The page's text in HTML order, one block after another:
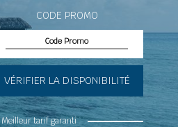
CODE PROMO
VÉRIFIER LA DISPONIBILITÉ
Meilleur tarif garanti